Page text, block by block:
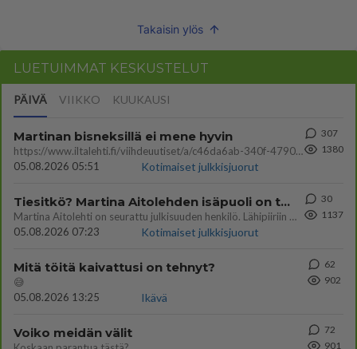
Takaisin ylös
LUETUIMMAT KESKUSTELUT
PÄIVÄ VIIKKO KUUKAUSI
Martinan bisneksillä ei mene hyvin
https://www.iltalehti.fi/viihdeuutiset/a/c46da6ab-340f-4790-aaa7-0865eed2336 Yrityksen konkurssihakemus on tullut kärä
05.08.2026 05:51
Kotimaiset julkkisjuorut
307
1380
Tiesitkö? Martina Aitolehden isäpuoli on tämä suosittu laulaja
Martina Aitolehti on seurattu julkisuuden henkilö. Lähipiiriin mahtuu muitakin tunnettuja henkilöitä. Tiesitkö, että Ma
05.08.2026 07:23
Kotimaiset julkkisjuorut
30
1137
Mitä töitä kaivattusi on tehnyt?
😅
05.08.2026 13:25
Ikävä
62
902
Voiko meidän välit
72
901